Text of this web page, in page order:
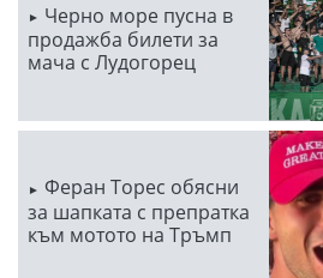
Черно море пусна в
продажба билети за
мача с Лудогорец
Феран Торес обясни
за шапката с препратка
към мотото на Тръмп